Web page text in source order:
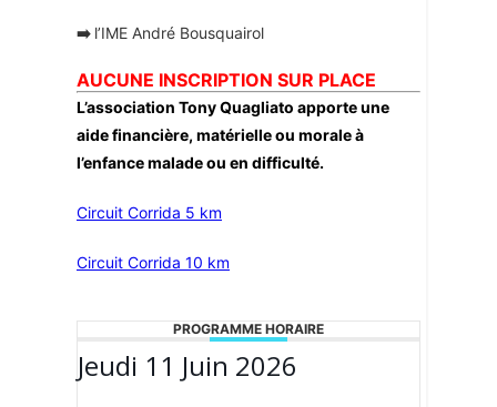
➡️ l’IME André Bousquairol
AUCUNE INSCRIPTION SUR PLACE
L’association Tony Quagliato apporte une
aide financière, matérielle ou morale à
l’enfance malade ou en difficulté.
Circuit Corrida 5 km
Circuit Corrida 10 km
PROGRAMME HORAIRE
Jeudi 11 Juin 2026